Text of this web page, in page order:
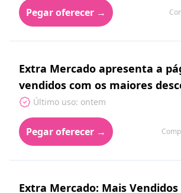
Pegar oferecer →
Extra Mercado apresenta a
vendidos com os maiores
Último uso: ontem
Pegar oferecer →
Extra Mercado: Mais Vendidos